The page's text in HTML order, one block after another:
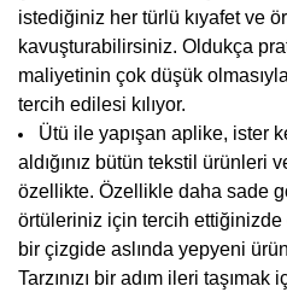
istediğiniz her türlü kıyafet ve
kavuşturabilirsiniz. Oldukça
maliyetinin çok düşük
tercih edilesi kılıyor.
Ütü ile yapışan aplike, ister
aldığınız bütün tekstil ürünleri
özellikte. Özellikle daha sade
örtüleriniz için tercih ettiğinizde
bir çizgide aslında yepyeni
Tarzınızı bir adım ileri